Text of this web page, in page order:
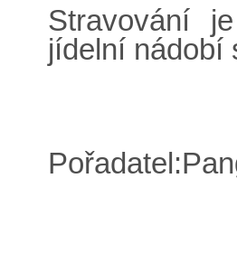
Stravování
jídelní nádobí